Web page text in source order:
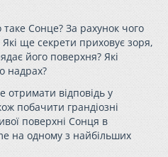
Сонце? За рахунок чого
Які ще секрети приховує зоря,
його поверхня? Які
надрах?
отримати відповідь у
побачити грандіозні
поверхні Сонця в
на одному з найбільших